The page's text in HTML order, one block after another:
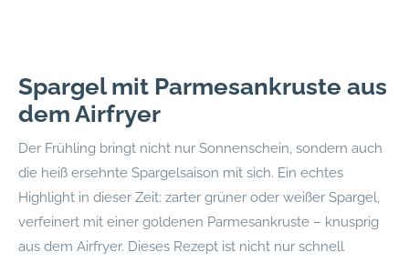
Spargel mit Parmesankruste aus
dem Airfryer
Der Frühling bringt nicht nur Sonnenschein, sondern auch
die heiß ersehnte Spargelsaison mit sich. Ein echtes
Highlight in dieser Zeit: zarter grüner oder weißer Spargel,
verfeinert mit einer goldenen Parmesankruste – knusprig
aus dem Airfryer. Dieses Rezept ist nicht nur schnell